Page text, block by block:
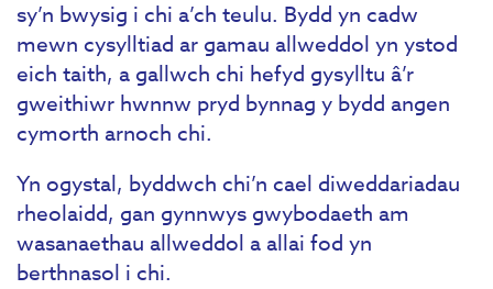
sy’n bwysig i chi a’ch teulu. Bydd yn cadw
mewn cysylltiad ar gamau allweddol yn ystod
eich taith, a gallwch chi hefyd gysylltu â’r
gweithiwr hwnnw pryd bynnag y bydd angen
cymorth arnoch chi.
Yn ogystal, byddwch chi’n cael diweddariadau
rheolaidd, gan gynnwys gwybodaeth am
wasanaethau allweddol a allai fod yn
berthnasol i chi.